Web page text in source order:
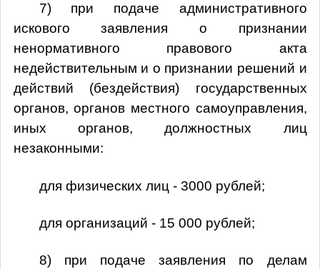
7) при подаче административного
искового заявления о признании
ненормативного правового акта
недействительным и о признании решений и
действий (бездействия) государственных
органов, органов местного самоуправления,
иных органов, должностных лиц
незаконными:
для физических лиц - 3000 рублей;
для организаций - 15 000 рублей;
8) при подаче заявления по делам